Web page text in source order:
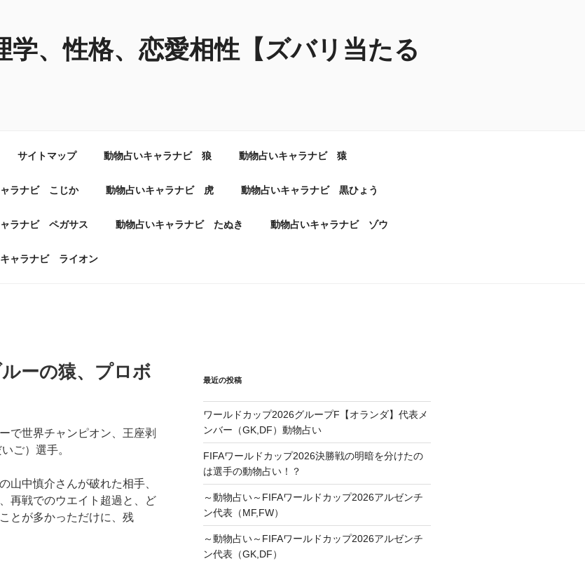
学、性格、恋愛相性【ズバリ当たる
サイトマップ 動物占いキャラナビ 狼 動物占いキャラナビ 猿
ラナビ こじか 動物占いキャラナビ 虎 動物占いキャラナビ 黒ひょう
ラナビ ペガサス 動物占いキャラナビ たぬき 動物占いキャラナビ ゾウ
ャラナビ ライオン
ーの猿、プロボ
で世界チャンピオン、王座剥
ご）選手。
山中慎介さんが破れた相手、
再戦でのウエイト超過と、ど
とが多かっただけに、残
最近の投稿
ワールドカップ2026グループF【オランダ】代表メ
ンバー（GK,DF）動物占い
FIFAワールドカップ2026決勝戦の明暗を分けたの
は選手の動物占い！？
～動物占い～FIFAワールドカップ2026アルゼンチ
ン代表（MF,FW）
～動物占い～FIFAワールドカップ2026アルゼンチ
ン代表（GK,DF）